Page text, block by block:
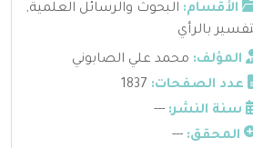
الأقسام: البحوث والرسائل العلمية,
بالرأي
المؤلف: محمد علي الصابوني
عدد الصفحات:
سنة النشر: ---
المحقق: ---